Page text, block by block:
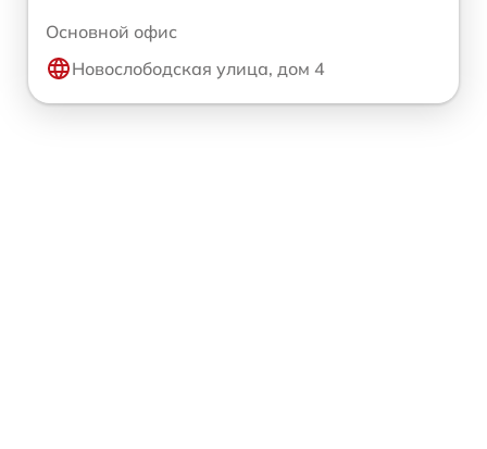
Основной офис
Новослободская улица, дом 4